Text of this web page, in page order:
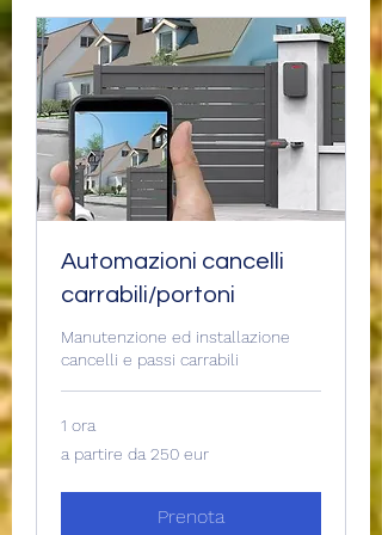
Automazioni cancelli
carrabili/portoni
Manutenzione ed installazione
cancelli e passi carrabili
1 ora
partire
a partire da 250 eur
Prenota